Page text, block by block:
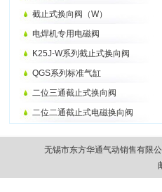
截止式换向阀（W）
电焊机专用电磁阀
K25J-W系列截止式换向阀
QGS系列标准气缸
二位三通截止式换向阀
二位二通截止式电磁换向阀
无锡市东方华通气动销售有限